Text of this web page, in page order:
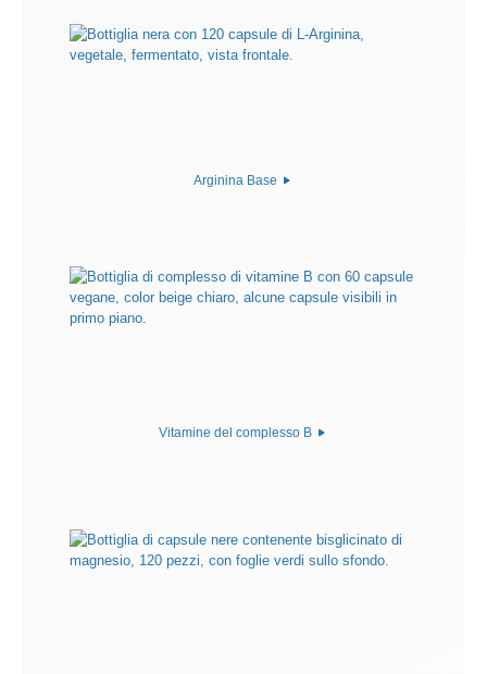
Arginina Base
Vitamine del complesso B